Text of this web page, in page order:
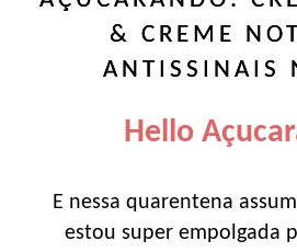
& CREME
ANTISSINAIS
Hello
E nessa quarentena
estou super empolgada